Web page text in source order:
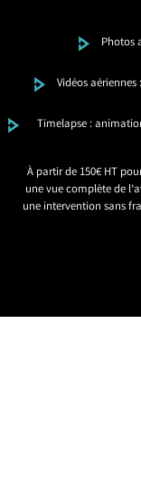
Photos
Vidéos
Timelapse :
À partir de 150€ HT
une vue complète de
une intervention sans